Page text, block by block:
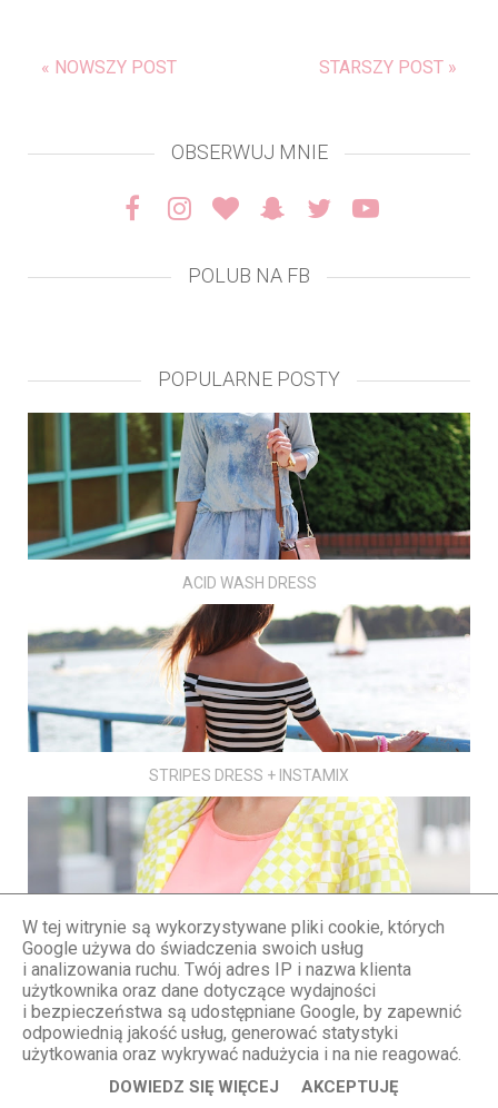
« NOWSZY POST STARSZY POST »
OBSERWUJ MNIE
POLUB NA FB
POPULARNE POSTY
ACID WASH DRESS
STRIPES DRESS + INSTAMIX
CHECKERBOARD SQUARES PRINT
W tej witrynie są wykorzystywane pliki cookie, których
Google używa do świadczenia swoich usług
i analizowania ruchu. Twój adres IP i nazwa klienta
użytkownika oraz dane dotyczące wydajności
i bezpieczeństwa są udostępniane Google, by zapewnić
odpowiednią jakość usług, generować statystyki
użytkowania oraz wykrywać nadużycia i na nie reagować.
DOWIEDZ SIĘ WIĘCEJ AKCEPTUJĘ